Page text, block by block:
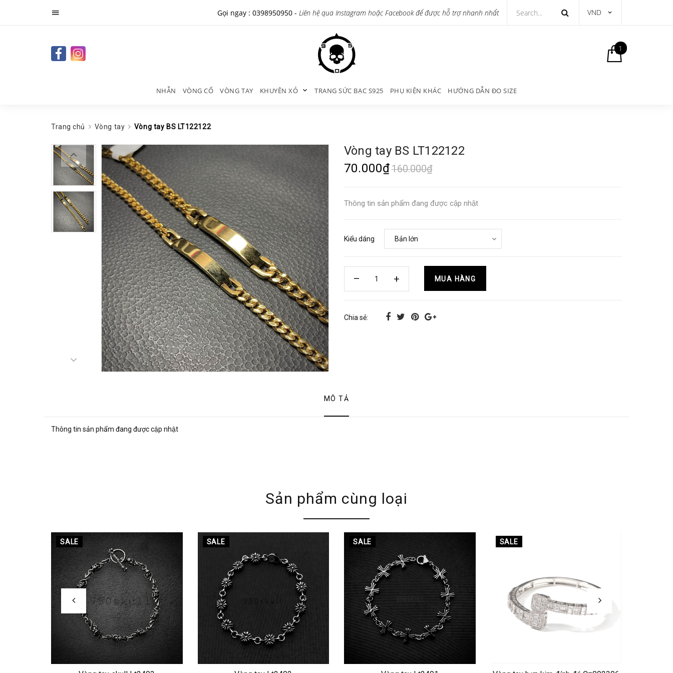
Gọi ngay : 0398950950 - Liên hệ qua Instagram hoặc Facebook để được hỗ trợ nhanh nhất VND
1
NHẪN VÒNG CỔ VÒNG TAY KHUYÊN XỎ TRANG SỨC BẠC S925 PHỤ KIỆN KHÁC HƯỚNG DẪN ĐO SIZE
Trang chủ Vòng tay Vòng tay BS LT122122
Vòng tay BS LT122122
70.000₫160.000₫
Thông tin sản phẩm đang được cập nhật
Kiểu dáng
MUA HÀNG
Chia sẻ:
MÔ TẢ
Thông tin sản phẩm đang được cập nhật
Sản phẩm cùng loại
SALE SALE SALE SALE